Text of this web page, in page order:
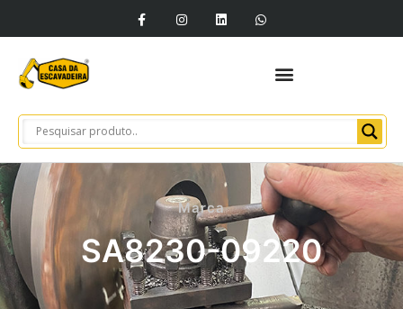
Marca
SA8230-09220